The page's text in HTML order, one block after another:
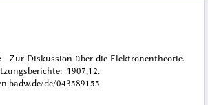
Zur Diskussion über die Elektronentheorie.
1907,12.
de/043589155